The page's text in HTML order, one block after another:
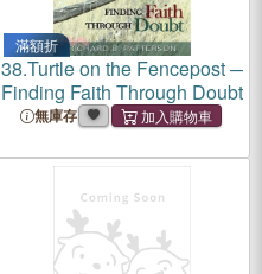
滿額折
38.Turtle on the Fencepost ─
Finding Faith Through Doubt
無庫存